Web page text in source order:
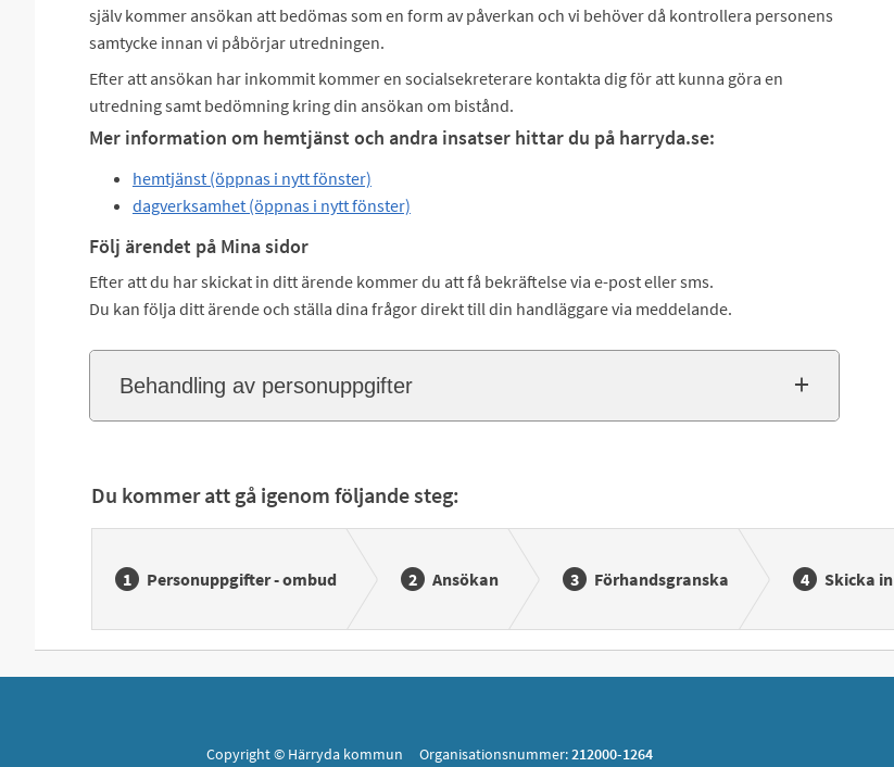
själv kommer ansökan att bedömas som en form av påverkan och vi behöver då kontrollera personens
samtycke innan vi påbörjar utredningen.
Efter att ansökan har inkommit kommer en socialsekreterare kontakta dig för att kunna göra en
utredning samt bedömning kring din ansökan om bistånd.
Mer information om hemtjänst och andra insatser hittar du på harryda.se:
hemtjänst (öppnas i nytt fönster)
dagverksamhet (öppnas i nytt fönster)
Följ ärendet på Mina sidor
Efter att du har skickat in ditt ärende kommer du att få bekräftelse via e-post eller sms.
Du kan följa ditt ärende och ställa dina frågor direkt till din handläggare via meddelande.
Behandling av personuppgifter
Du kommer att gå igenom följande steg:
Personuppgifter - ombud Ansökan Förhandsgranska Skicka in
Copyright © Härryda kommun Organisationsnummer:212000-1264